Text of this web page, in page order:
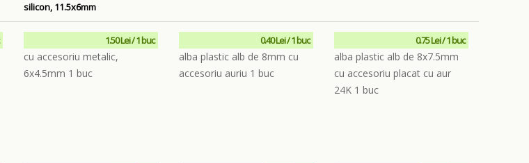
silicon, 11.5x6mm
1.50 Lei / 1 buc 0.40 Lei / 1 buc 0.75 Lei / 1 buc